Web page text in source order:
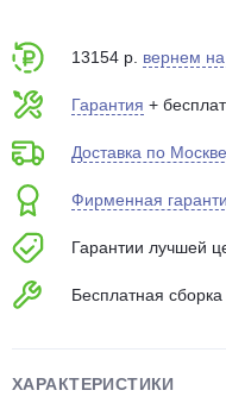
13154 р. вернем на
Гарантия +
Доставка по
Фирменная
Гарантии лучшей
Бесплатная
ХАРАКТЕРИСТИКИ
Подробнее